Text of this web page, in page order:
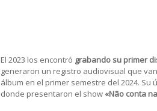
El 2023 los encontró grabando su primer
generaron un registro audiovisual que
álbum en el primer semestre del 2024.
donde presentaron el show «Não conta